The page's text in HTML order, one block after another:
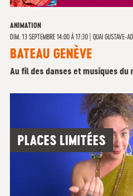
ANIMATION
DIM. 13 SEPTEMBRE 14:00 À 17:30
QUAI GUSTAVE-
BATEAU GENÈVE
Au fil des danses et musiques du
PLACES LIMITÉES